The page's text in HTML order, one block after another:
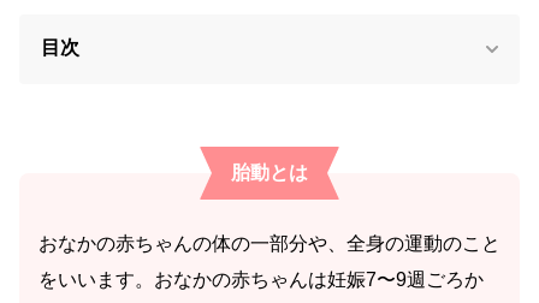
目次
胎動とは
おなかの赤ちゃんの体の一部分や、全身の運動のこと
をいいます。おなかの赤ちゃんは妊娠7〜9週ごろか